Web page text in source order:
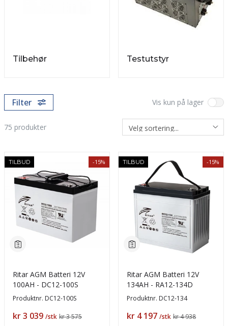
Tilbehør Testutstyr
Filter Vis kun på lager
75 produkter
TILBUD -15%
Ritar AGM Batteri 12V
100AH - DC12-100S
Produktnr. DC12-100S
Pris
kr 3 039 /stk kr 3 575
TILBUD -15%
Ritar AGM Batteri 12V
134AH - RA12-134D
Produktnr. DC12-134
Pris
kr 4 197 /stk kr 4 938